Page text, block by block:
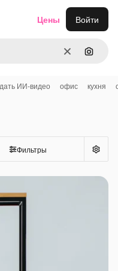
ОчиститьПоиск
Цены Войти
ИИ-видео офис кухня
Фильтры